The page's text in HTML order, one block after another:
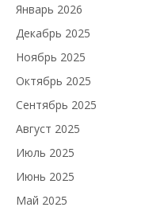
Январь 2026
Декабрь 2025
Ноябрь 2025
Октябрь 2025
Сентябрь 2025
Август 2025
Июль 2025
Июнь 2025
Май 2025